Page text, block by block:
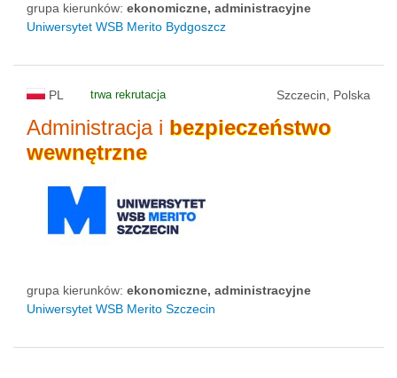
grupa kierunków: ekonomiczne, administracyjne
Uniwersytet WSB Merito Bydgoszcz
PL trwa rekrutacja Szczecin, Polska
Administracja i bezpieczeństwo
wewnętrzne
grupa kierunków: ekonomiczne, administracyjne
Uniwersytet WSB Merito Szczecin